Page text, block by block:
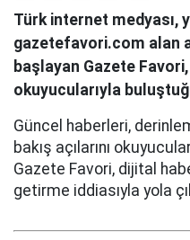
Türk internet medyası,
gazetefavori.com alan
başlayan Gazete
okuyucularıyla
Güncel haberleri,
bakış açılarını
Gazete Favori, dijital
getirme iddiasıyla yola